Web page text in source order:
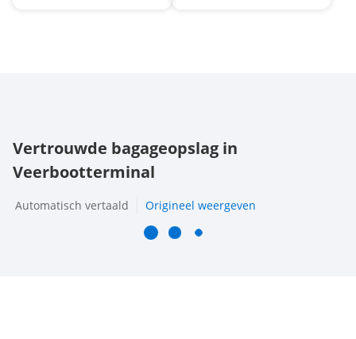
Vertrouwde bagageopslag in
Veerbootterminal
Automatisch vertaald Origineel weergeven